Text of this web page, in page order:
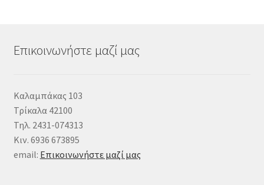
Επικοινωνήστε μαζί μας
Καλαμπάκας 103
Τρίκαλα 42100
Τηλ. 2431-074313
Κιν. 6936 673895
email: Επικοινωνήστε μαζί μας